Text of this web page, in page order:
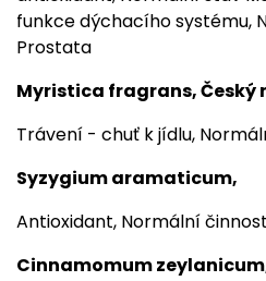
funkce dýchacího systému,
Prostata
Myristica fragrans, Český
Trávení - chuť k jídlu,
Syzygium aramaticum,
Antioxidant, Normální
Cinnamomum